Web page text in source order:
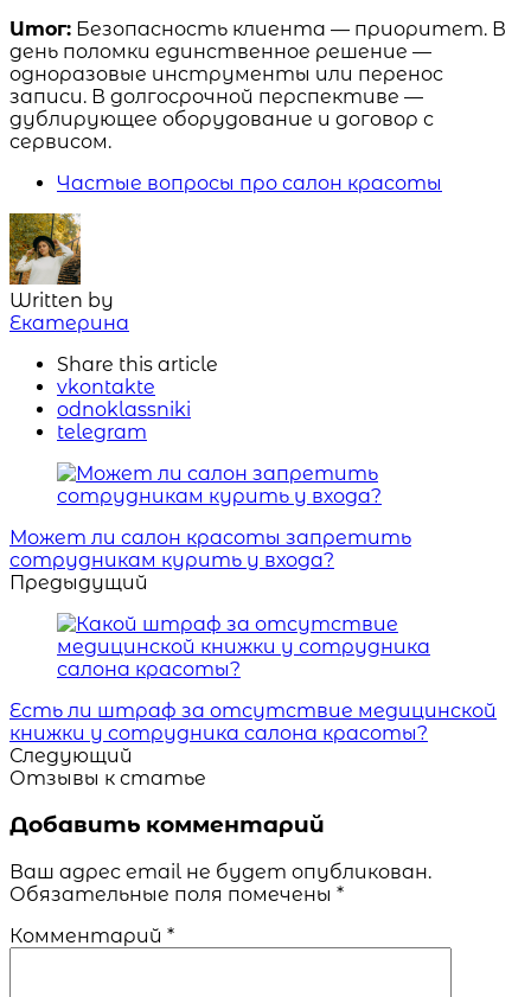
Итог: Безопасность клиента — приоритет. В
день поломки единственное решение —
одноразовые инструменты или перенос
записи. В долгосрочной перспективе —
дублирующее оборудование и договор с
сервисом.
Частые вопросы про салон красоты
Written by
Екатерина
Share this article
vkontakte
odnoklassniki
telegram
Навигация
Может ли салон красоты запретить
сотрудникам курить у входа?
Предыдущий
Есть ли штраф за отсутствие медицинской
книжки у сотрудника салона красоты?
Следующий
Отзывы к статье
Добавить комментарий
Ваш адрес email не будет опубликован.
Обязательные поля помечены *
Комментарий *